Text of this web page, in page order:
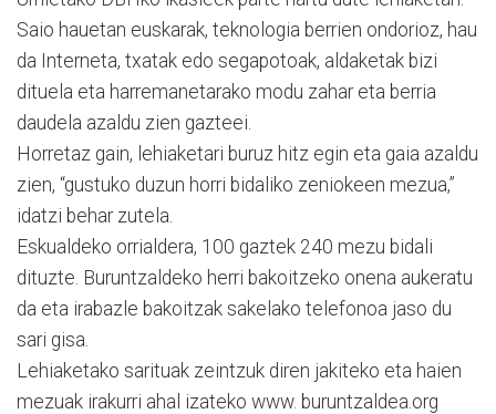
Saio hauetan euskarak, teknologia berrien ondorioz, hau
da Interneta, txatak edo segapotoak, aldaketak bizi
dituela eta harremanetarako modu zahar eta berria
daudela azaldu zien gazteei.
Horretaz gain, lehiaketari buruz hitz egin eta gaia azaldu
zien, “gustuko duzun horri bidaliko zeniokeen mezua,”
idatzi behar zutela.
Eskualdeko orrialdera, 100 gaztek 240 mezu bidali
dituzte. Buruntzaldeko herri bakoitzeko onena aukeratu
da eta irabazle bakoitzak sakelako telefonoa jaso du
sari gisa.
Lehiaketako sarituak zeintzuk diren jakiteko eta haien
mezuak irakurri ahal izateko www. buruntzaldea.org